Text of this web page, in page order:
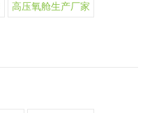
高压氧舱生产厂家